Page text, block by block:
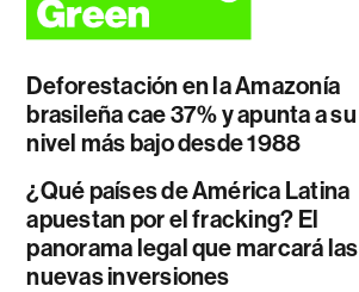
Deforestación en la Amazonía
brasileña cae 37% y apunta a su
nivel más bajo desde 1988
¿Qué países de América Latina
apuestan por el fracking? El
panorama legal que marcará las
nuevas inversiones